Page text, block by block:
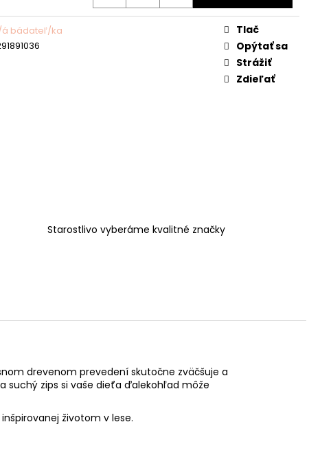
á bádateľ/ka
Tlač
Opýtať sa
Strážiť
Zdieľať
Starostlivo vyberáme kvalitné značky
drevenom prevedení skutočne zväčšuje a
suchý zips si vaše dieťa ďalekohľad môže
životom v lese.